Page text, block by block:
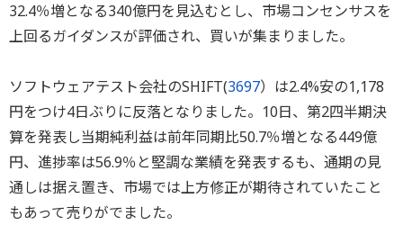
32.4％増となる340億円を見込むとし、市場コンセンサスを
上回るガイダンスが評価され、買いが集まりました。
ソフトウェアテスト会社のSHIFT(3697）は2.4%安の1,178
円をつけ4日ぶりに反落となりました。10日、第2四半期決
算を発表し当期純利益は前年同期比50.7％増となる449億
円、進捗率は56.9％と堅調な業績を発表するも、通期の見
通しは据え置き、市場では上方修正が期待されていたこと
もあって売りがでました。